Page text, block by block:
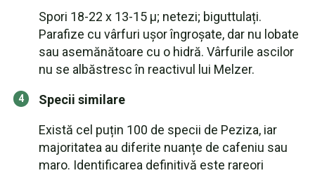
Spori 18-22 x 13-15 µ; netezi; biguttulați.
Parafize cu vârfuri ușor îngroșate, dar nu lobate
sau asemănătoare cu o hidră. Vârfurile ascilor
nu se albăstresc în reactivul lui Melzer.
Specii similare
Există cel puțin 100 de specii de Peziza, iar
majoritatea au diferite nuanțe de cafeniu sau
maro. Identificarea definitivă este rareori